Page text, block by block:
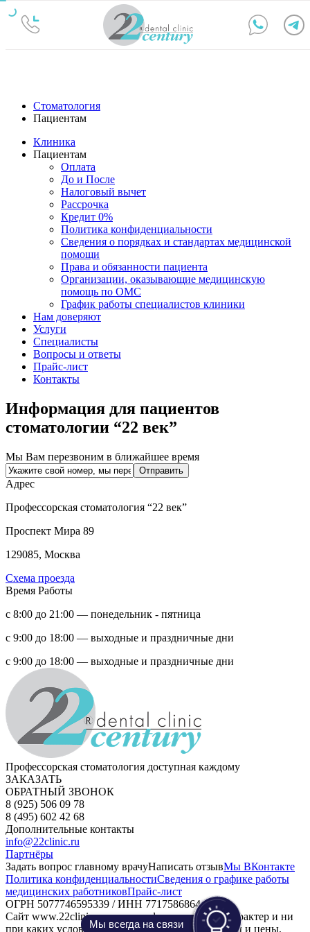
Стоматология
Пациентам
Клиника
Пациентам
Оплата
До и После
Налоговый вычет
Рассрочка
Кредит 0%
Политика конфиденциальности
Сведения о порядках и стандартах медицинской
помощи
Права и обязанности пациента
Организации, оказывающие медицинскую
помощь по ОМС
График работы специалистов клиники
Нам доверяют
Услуги
Специалисты
Вопросы и ответы
Прайс-лист
Контакты
Информация для пациентов
стоматологии “22 век”
Мы Вам перезвоним в ближайшее время
Адрес
Профессорская стоматология “22 век”
Проспект Мира 89
129085, Москва
Схема проезда
Время Работы
с 8:00 до 21:00 — понедельник - пятница
с 9:00 до 18:00 — выходные и праздничные дни
с 9:00 до 18:00 — выходные и праздничные дни
Профессорская стоматология доступная каждому
ЗАКАЗАТЬ
ОБРАТНЫЙ ЗВОНОК
8 (925) 506 09 78
8 (495) 602 42 68
Дополнительные контакты
info@22clinic.ru
Партнёры
Задать вопрос главному врачуНаписать отзывМы ВКонтакте
Политика конфиденциальностиСведения о графике работы
медицинских работниковПрайс-лист
ОГРН 5077746595339 / ИНН 7717586864
Сайт www.22clinic.ru носит информационный характер и ни
при каких условиях информационные материалы и цены,
Мы всегда на связи